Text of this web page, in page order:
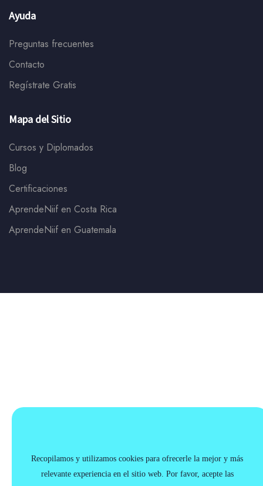
Ayuda
Preguntas frecuentes
Contacto
Regístrate Gratis
Mapa del Sitio
Cursos y Diplomados
Blog
Certificaciones
AprendeNiif en Costa Rica
AprendeNiif en Guatemala
Recopilamos y utilizamos cookies para ofrecerle la mejor y más
relevante experiencia en el sitio web. Por favor, acepte las